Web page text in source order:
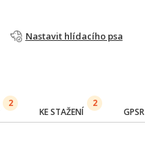
Nastavit hlídacího psa
2
KE STAŽENÍ
2
GPSR